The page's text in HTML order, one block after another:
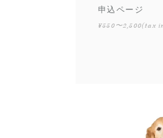
申込ページ
¥550〜2,500(tax